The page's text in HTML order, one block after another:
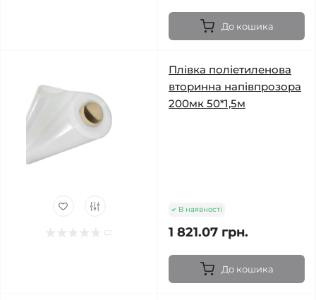
До кошика
Плівка поліетиленова
вторинна напівпрозора
200мк 50*1,5м
В наявності
1 821.07 грн.
До кошика